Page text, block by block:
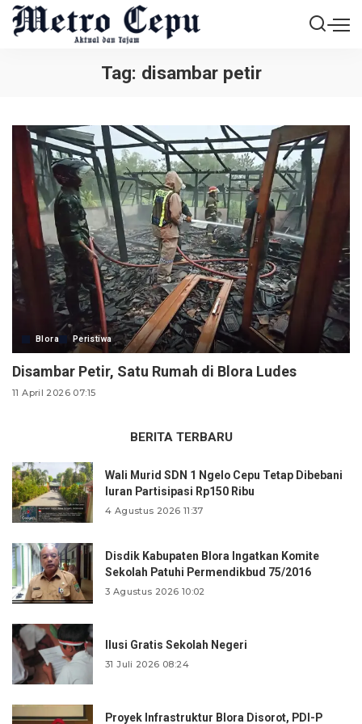
Tag: disambar petir
Blora Peristiwa
Disambar Petir, Satu Rumah di Blora Ludes
11 April 2026 07:15
BERITA TERBARU
Wali Murid SDN 1 Ngelo Cepu Tetap Dibebani
Iuran Partisipasi Rp150 Ribu
4 Agustus 2026 11:37
Disdik Kabupaten Blora Ingatkan Komite
Sekolah Patuhi Permendikbud 75/2016
3 Agustus 2026 10:02
Ilusi Gratis Sekolah Negeri
31 Juli 2026 08:24
Proyek Infrastruktur Blora Disorot, PDI-P